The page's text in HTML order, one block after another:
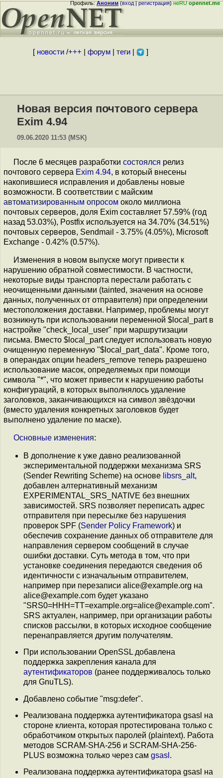
Профиль:Аноним(вход|регистрация)неRUopennet.me
[ новости/+++ форум| теги| ]
Новая версия почтового сервера
Exim 4.94
09.06.2020 11:53 (MSK)
После 6 месяцев разработки состоялся релиз
почтового сервера Exim 4.94, в который внесены
накопившиеся исправления и добавлены новые
возможности. В соответствии с майским
автоматизированным опросом около миллиона
почтовых серверов, доля Exim составляет 57.59% (год
назад 53.03%), Postfix используется на 34.70% (34.51%)
почтовых серверов, Sendmail - 3.75% (4.05%), Microsoft
Exchange - 0.42% (0.57%).
Изменения в новом выпуске могут привести к
нарушению обратной совместимости. В частности,
некоторые виды транспорта перестали работать с
неочищенными данными (tainted, значения на основе
данных, полученных от отправителя) при определении
местоположения доставки. Например, проблемы могут
возникнуть при использовании переменной $local_part в
настройке "check_local_user" при маршрутизации
письма. Вместо $local_part следует использовать новую
очищенную переменную "$local_part_data". Кроме того,
в операндах опции headers_remove теперь разрешено
использование масок, определяемых при помощи
символа "*", что может привести к нарушению работы
конфигураций, в которых выполнялось удаление
заголовков, заканчивающихся на символ звёздочки
(вместо удаления конкретных заголовков будет
выполнено удаление по маске).
Основные изменения:
В дополнение к уже давно реализованной
экспериментальной поддержки механизма SRS
(Sender Rewriting Scheme) на основе libsrs_alt,
добавлен алтернативный механизм
EXPERIMENTAL_SRS_NATIVE без внешних
зависимостей. SRS позволяет переписать адрес
отправителя при пересылке без нарушения
проверок SPF (Sender Policy Framework) и
обеспечив сохранение данных об отправителе для
направления сервером сообщений в случае
ошибки доставки. Суть метода в том, что при
установке соединения передаются сведения об
идентичности с изначальным отправителем,
например при перезаписи alice@example.org на
alice@example.com будет указано
"SRS0=HHH=TT=example.org=alice@example.com".
SRS актуален, например, при организации работы
списков рассылки, в которых исходное сообщение
перенаправляется другим получателям.
При использовании OpenSSL добавлена
поддержка закрепления канала для
аутентификаторов (ранее поддерживалось только
для GnuTLS).
Добавлено событие "msg:defer".
Реализована поддержка аутентификатора gsasl на
стороне клиента, которая протестирована только с
обработчиком открытых паролей (plaintext). Работа
методов SCRAM-SHA-256 и SCRAM-SHA-256-
PLUS возможна только через сам gsasl .
Реализована поддержка аутентификатора gsasl на